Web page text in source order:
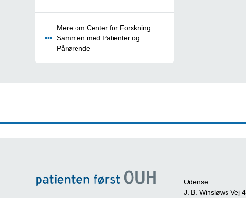
Mere om Center for Forskning
Sammen med Patienter og
Pårørende
Odense
J. B. Winsløws Vej 4